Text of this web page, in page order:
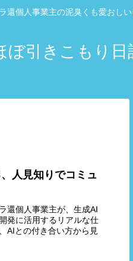
還個人事業主の泥臭くも愛おしい
ぼ引きこもり日
人見知りでコミュ
還個人事業主が、生成AI
発に活用するリアルな仕
AIとの付き合い方から見